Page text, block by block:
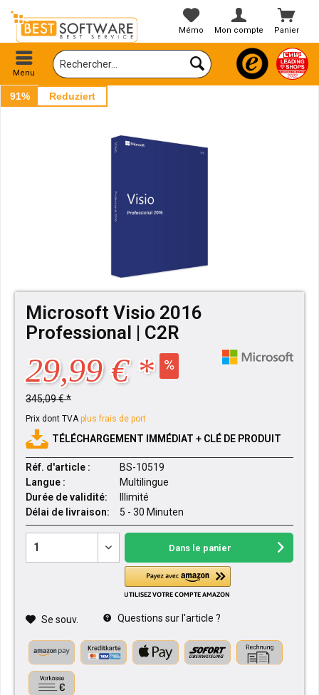
Panier
Mémo Mon compte
Menu
91% Reduziert
Microsoft Visio 2016
Professional | C2R
29,99 € *
345,09 € *
Prix dont TVAplus frais de port
TÉLÉCHARGEMENT IMMÉDIAT + CLÉ DE PRODUIT
Réf. d'article :
BS-10519
Langue :
Multilingue
Durée de validité:
Illimité
Délai de livraison:
5 - 30 Minuten
Dans le panier
Se souv. Questions sur l'article ?